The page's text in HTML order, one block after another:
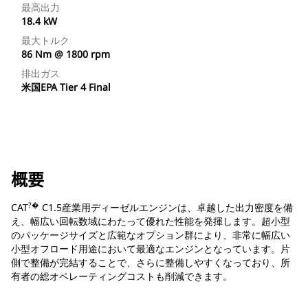
最高出力
18.4 kW
最大トルク
86 Nm @ 1800 rpm
排出ガス
米国EPA Tier 4 Final
概要
CAT?� C1.5産業用ディーゼルエンジンは、卓越した出力密度を備
え、幅広い回転数域にわたって優れた性能を発揮します。超小型
のパッケージサイズと広範なオプション群により、非常に幅広い
小型オフロード用途において最適なエンジンとなっています。片
側で整備が完結することで、さらに整備しやすくなっており、所
有者の総オペレーティングコストも削減できます。